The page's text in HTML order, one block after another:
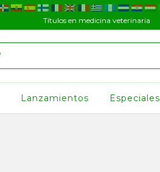
Títulos en medicina veterinaria
Lanzamientos Especiales